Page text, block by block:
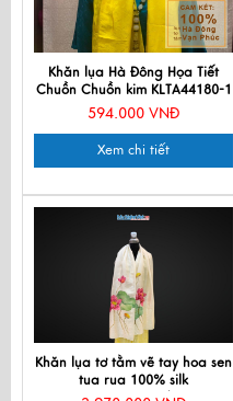
Khăn lụa Hà Đông Họa Tiết
Chuồn Chuồn kim KLTA44180-1
594.000 VNĐ
Xem chi tiết
Khăn lụa tơ tằm vẽ tay hoa sen
tua rua 100% silk